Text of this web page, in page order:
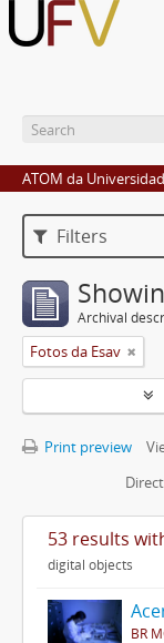
ATOM da
Filters
Archival
Fotos da Esav
Print preview
53 results
digital objects
BR